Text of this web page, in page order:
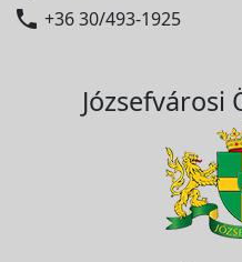
 +36 30/493-1925